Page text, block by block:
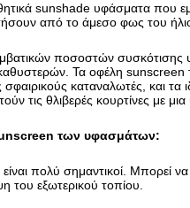
sunshade υφάσματα που
από το άμεσο φως του
ποσοστών συσκότισης
καθυστερών. Τα οφέλη
καταναλωτές, και
τις θλιβερές κουρτίνες με
των υφασμάτων:
πολύ σημαντικοί. Μπορεί
του εξωτερικού τοπίου.